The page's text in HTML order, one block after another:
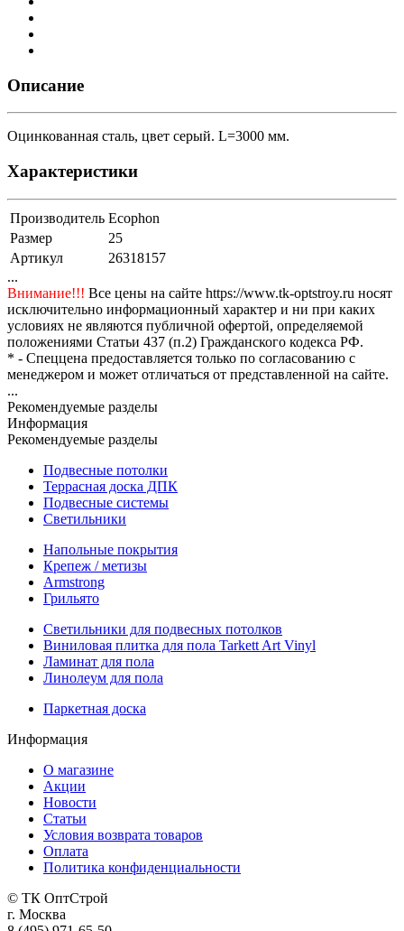
Описание
Оцинкованная сталь, цвет серый. L=3000 мм.
Характеристики
Производитель Ecophon
Размер
25
Артикул
26318157
...
Внимание!!! Все цены на сайте https://www.tk-optstroy.ru носят
исключительно информационный характер и ни при каких
условиях не являются публичной офертой, определяемой
положениями Статьи 437 (п.2) Гражданского кодекса РФ.
* - Спеццена предоставляется только по согласованию с
менеджером и может отличаться от представленной на сайте.
...
Рекомендуемые разделы
Информация
Рекомендуемые разделы
Подвесные потолки
Террасная доска ДПК
Подвесные системы
Светильники
Напольные покрытия
Крепеж / метизы
Armstrong
Грильято
Светильники для подвесных потолков
Виниловая плитка для пола Tarkett Art Vinyl
Ламинат для пола
Линолеум для пола
Паркетная доска
Информация
О магазине
Акции
Новости
Статьи
Условия возврата товаров
Оплата
Политика конфиденциальности
© ТК ОптСтрой
г. Москва